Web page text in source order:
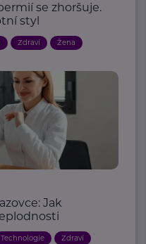
se zhoršuje.
styl
Zdraví Žena
Jak
Technologie Zdraví